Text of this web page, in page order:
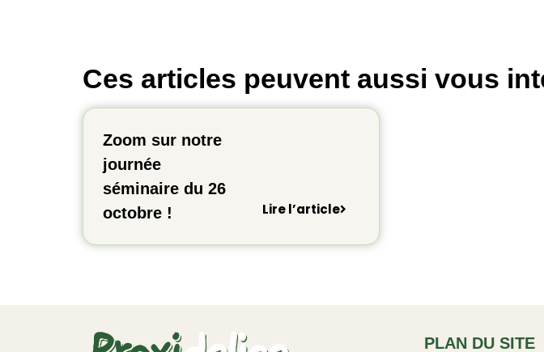
Ces articles peuvent aussi vous
Zoom sur notre
journée
séminaire du 26
octobre !
Lire l’article
PLAN DU SITE